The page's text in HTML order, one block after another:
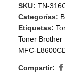
SKU:TN-
Categorías:
Etiquetas:
Toner Brother
MFC-
Compartir: